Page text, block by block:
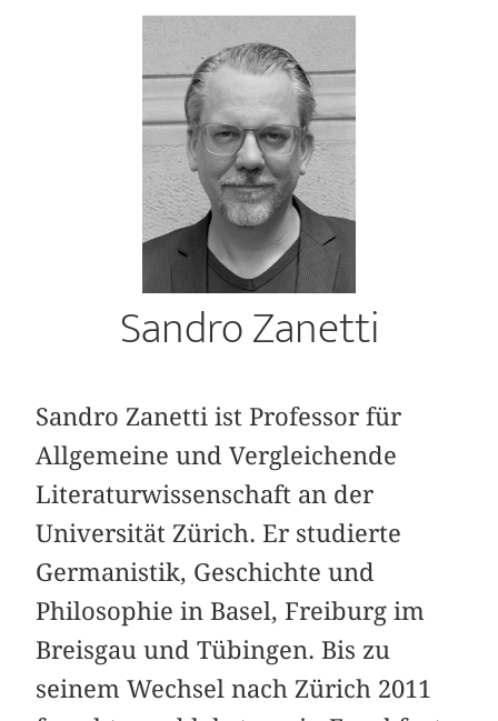
Sandro Zanetti
Sandro Zanetti ist Professor für
Allgemeine und Vergleichende
Literaturwissenschaft an der
Universität Zürich. Er studierte
Germanistik, Geschichte und
Philosophie in Basel, Freiburg im
Breisgau und Tübingen. Bis zu
seinem Wechsel nach Zürich 2011